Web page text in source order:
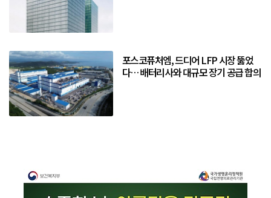
포스코퓨처엠, 드디어 LFP 시장 뚫었
다… 배터리사와 대규모 장기 공급 합의